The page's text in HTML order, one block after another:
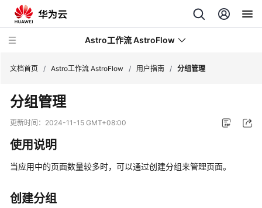
Astro工作流 AstroFlow
最
新
态
产
介
文档首页 / Astro工作流 AstroFlow / 用户指南 / 分组管理
分组管理
更新时间： 2024-11-15 GMT+08:00
使用说明
当应用中的页面数量较多时，可以通过创建分组来管理页面。
创建分组